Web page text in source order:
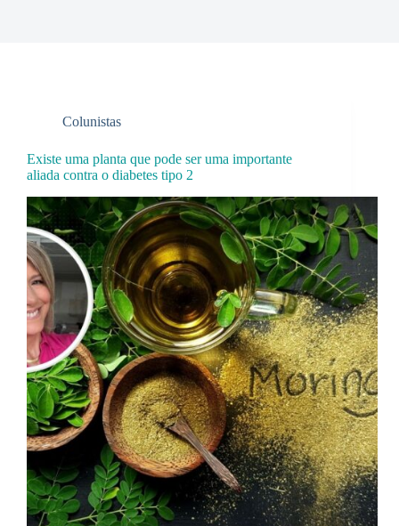
Colunistas
Existe uma planta que pode ser uma importante
aliada contra o diabetes tipo 2